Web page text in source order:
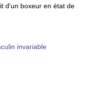
d'un boxeur en état de
invariable